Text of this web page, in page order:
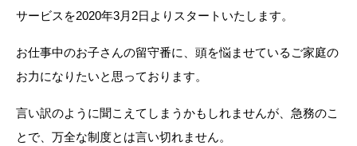
サービスを2020年3月2日よりスタートいたします。
お仕事中のお子さんの留守番に、頭を悩ませているご家庭の
お力になりたいと思っております。
言い訳のように聞こえてしまうかもしれませんが、急務のこ
とで、万全な制度とは言い切れません。